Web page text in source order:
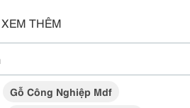
XEM THÊM
Gỗ Công Nghiệp Mdf